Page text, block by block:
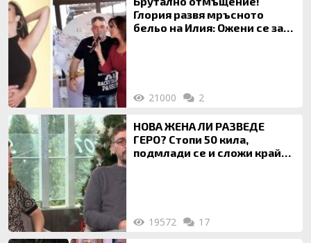
Глория развя мръсното
бельо на Илия: Ожени се за
21000 2
НОВА ЖЕНА ЛИ РАЗВЕДЕ
ГЕРО? Стопи 50 кила,
подмлади се и сложи край
19572 17